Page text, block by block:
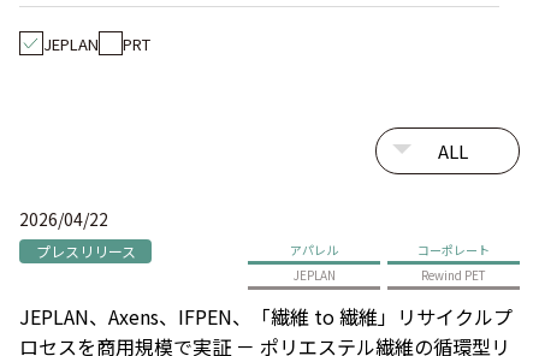
JEPLAN PRT
2026/04/22
プレスリリース アパレル
コーポレート
JEPLAN
Rewind PET
JEPLAN、Axens、IFPEN、「繊維 to 繊維」リサイクルプ
ロセスを商用規模で実証 － ポリエステル繊維の循環型リ